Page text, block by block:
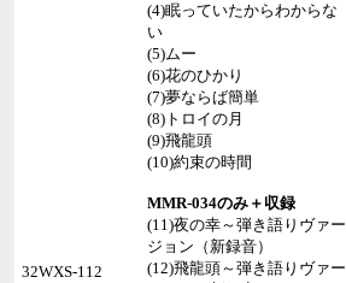
(4)眠っていたからわからな
い
(5)ムー
(6)花のひかり
(7)夢ならば簡単
(8)トロイの月
(9)飛龍頭
(10)約束の時間
MMR-034のみ＋収録
(11)夜の幸～弾き語りヴァー
ジョン（新録音）
(12)飛龍頭～弾き語りヴァー
32WXS-112